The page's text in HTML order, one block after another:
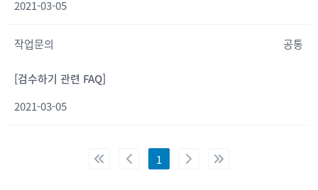
2021-03-05
작업문의 공통
[검수하기 관련 FAQ]
2021-03-05
1